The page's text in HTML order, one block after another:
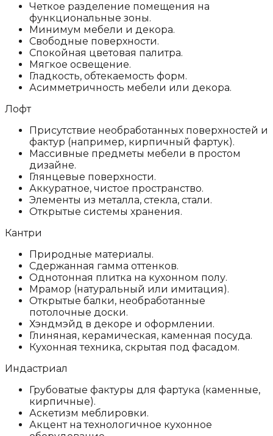
Четкое разделение помещения на
функциональные зоны.
Минимум мебели и декора.
Свободные поверхности.
Спокойная цветовая палитра.
Мягкое освещение.
Гладкость, обтекаемость форм.
Асимметричность мебели или декора.
Лофт
Присутствие необработанных поверхностей и
фактур (например, кирпичный фартук).
Массивные предметы мебели в простом
дизайне.
Глянцевые поверхности.
Аккуратное, чистое пространство.
Элементы из металла, стекла, стали.
Открытые системы хранения.
Кантри
Природные материалы.
Сдержанная гамма оттенков.
Однотонная плитка на кухонном полу.
Мрамор (натуральный или имитация).
Открытые балки, необработанные
потолочные доски.
Хэндмэйд в декоре и оформлении.
Глиняная, керамическая, каменная посуда.
Кухонная техника, скрытая под фасадом.
Индастриал
Грубоватые фактуры для фартука (каменные,
кирпичные).
Аскетизм меблировки.
Акцент на технологичное кухонное